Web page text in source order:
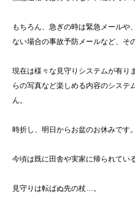
もちろん、急ぎの時は緊急メール
ない場合の事故予防メールなど、そ
現在は様々な見守りシステムが有り
らの写真など楽しめる内容のシステ
ん。
時折し、明日からお盆のお休みです。
今頃は既に田舎や実家に帰られてい
見守りは転ばぬ先の杖…。